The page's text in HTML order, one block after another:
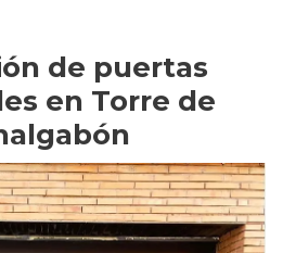
de puertas
en Torre de